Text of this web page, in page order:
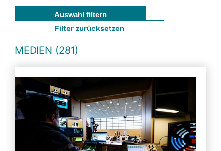
Auswahl filtern
Filter zurücksetzen
MEDIEN (281)